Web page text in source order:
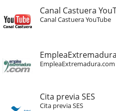
Canal Castuera
Canal Castuera YouTube
EmpleaExtremadura.com
Cita previa SES
Cita previa SES